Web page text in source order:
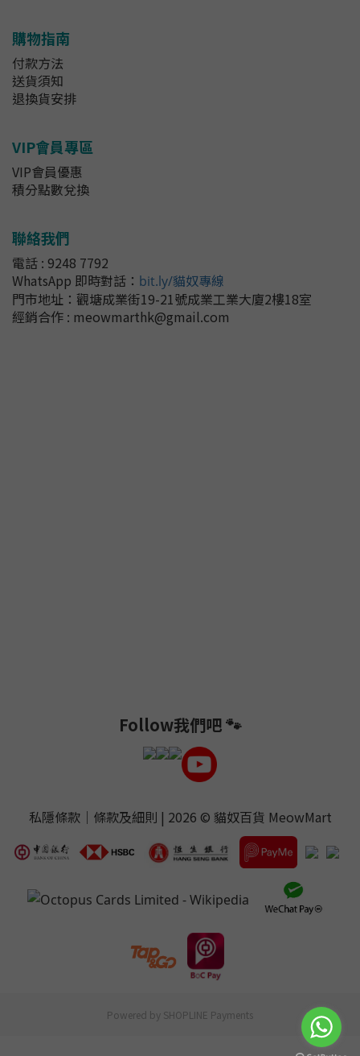
購物指南
付款方法
送貨須知
退換貨安排
VIP會員專區
VIP會員優惠
積分點數兌換
聯絡我們
電話 : 9248 7792
WhatsApp 即時對話 ： bit.ly/貓奴專線
門市地址： 觀塘成業街19-21號成業工業大廈2樓18室
經銷合作 : meowmarthk@gmail.com
Follow我們吧 🐾
私隱條款｜ 條款及細則 | 2026 © 貓奴百貨 MeowMart
Powered by SHOPLINE Payments